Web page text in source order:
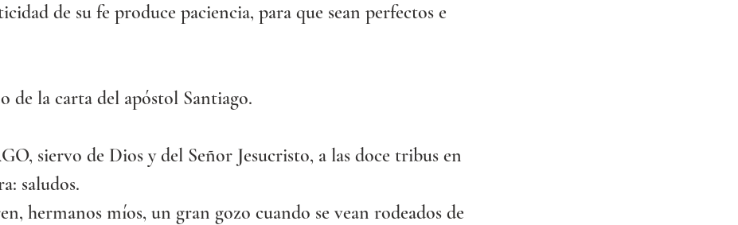
de su fe produce paciencia, para que sean perfectos e
de la carta del apóstol Santiago.
siervo de Dios y del Señor Jesucristo, a las doce tribus en
saludos.
hermanos míos, un gran gozo cuando se vean rodeados de